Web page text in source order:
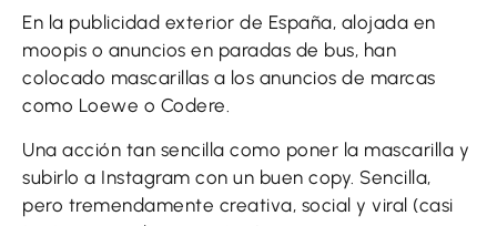
En la publicidad exterior de España, alojada en
moopis o anuncios en paradas de bus, han
colocado mascarillas a los anuncios de marcas
como Loewe o Codere.
Una acción tan sencilla como poner la mascarilla y
subirlo a Instagram con un buen copy. Sencilla,
pero tremendamente creativa, social y viral (casi